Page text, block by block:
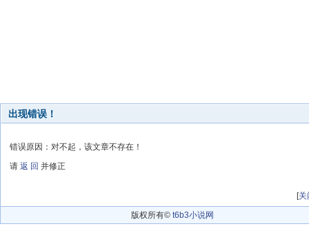
出现错误！
错误原因：对不起，该文章不存在！
请 返 回 并修正
[关
版权所有© t6b3小说网